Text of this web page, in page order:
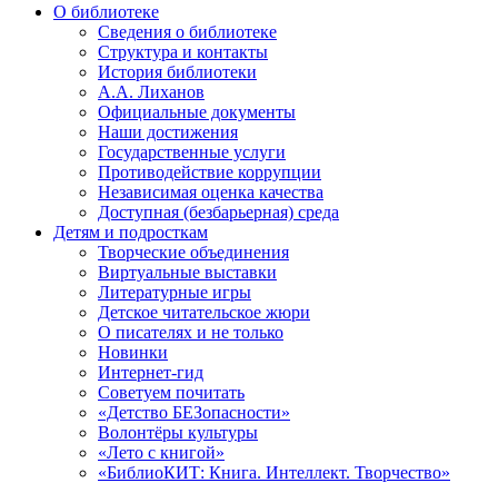
О библиотеке
Сведения о библиотеке
Структура и контакты
История библиотеки
А.А. Лиханов
Официальные документы
Наши достижения
Государственные услуги
Противодействие коррупции
Независимая оценка качества
Доступная (безбарьерная) среда
Детям и подросткам
Творческие объединения
Виртуальные выставки
Литературные игры
Детское читательское жюри
О писателях и не только
Новинки
Интернет-гид
Советуем почитать
«Детство БЕЗопасности»
Волонтёры культуры
«Лето с книгой»
«БиблиоКИТ: Книга. Интеллект. Творчество»